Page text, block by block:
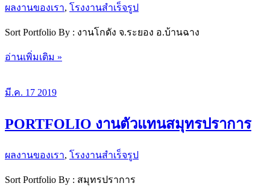
5
ผลงานของเรา, โรงงานสำเร็จรูป
Sort Portfolio By : งานโกดัง จ.ระยอง อ.บ้านฉาง
PORTFOLIO
ระยอง
อ่านเพิ่มเติม »
มี.ค. 17 2019
PORTFOLIO งานตัวแทนสมุทรปราการ
ผลงานของเรา, โรงงานสำเร็จรูป
Sort Portfolio By : สมุทรปราการ